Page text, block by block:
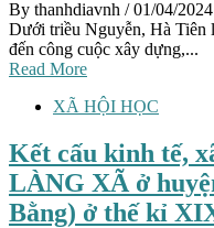
By thanhdiavnh / 01/04/2024
Dưới triều Nguyễn, Hà Tiên
đến công cuộc xây dựng,...
Read More
XÃ HỘI HỌC
Kết cấu kinh tế,
LÀNG XÃ ở
Bằng) ở thế kỉ